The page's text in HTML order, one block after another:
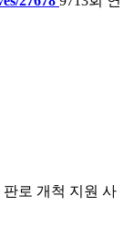
판로 개척 지원 사